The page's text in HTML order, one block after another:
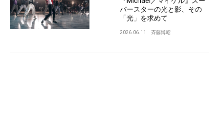
パースターの光と影、その
「光」を求めて
2026.06.11 斉藤博昭